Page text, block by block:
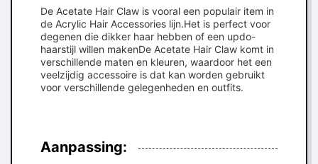
De Acetate Hair Claw is vooral een populair item in
de Acrylic Hair Accessories lijn.Het is perfect voor
degenen die dikker haar hebben of een updo-
haarstijl willen makenDe Acetate Hair Claw komt in
verschillende maten en kleuren, waardoor het een
veelzijdig accessoire is dat kan worden gebruikt
voor verschillende gelegenheden en outfits.
Aanpassing: